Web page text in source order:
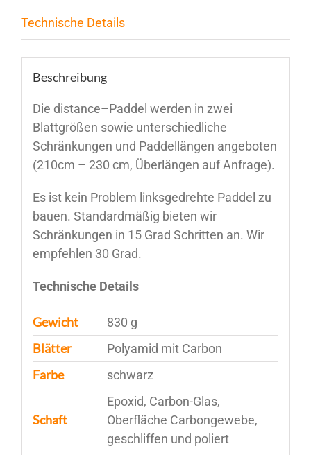
Technische Details
Beschreibung
Die distance–Paddel werden in zwei
Blattgrößen sowie unterschiedliche
Schränkungen und Paddellängen angeboten
(210cm – 230 cm, Überlängen auf Anfrage).
Es ist kein Problem linksgedrehte Paddel zu
bauen. Standardmäßig bieten wir
Schränkungen in 15 Grad Schritten an. Wir
empfehlen 30 Grad.
Technische Details
Gewicht 830 g
Blätter Polyamid mit Carbon
Farbe schwarz
Schaft
Epoxid, Carbon-Glas,
Oberfläche Carbongewebe,
geschliffen und poliert